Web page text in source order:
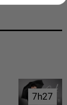
7h27
7h27